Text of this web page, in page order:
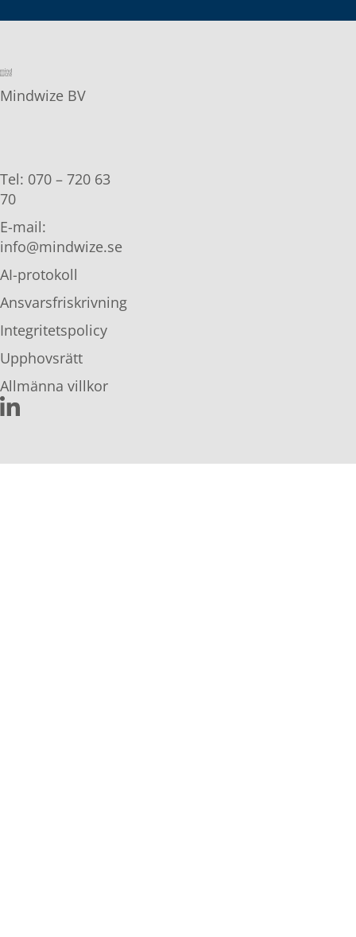
Mindwize BV
Tel: 070 – 720 63
70
E-mail:
info@mindwize.se
AI-protokoll
Ansvarsfriskrivning
Integritetspolicy
Upphovsrätt
Allmänna villkor